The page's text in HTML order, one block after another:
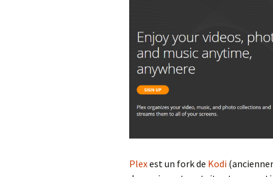
Plexest un fork de Kodi